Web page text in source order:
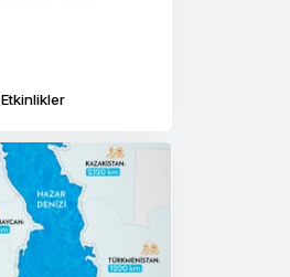
Etkinlikler